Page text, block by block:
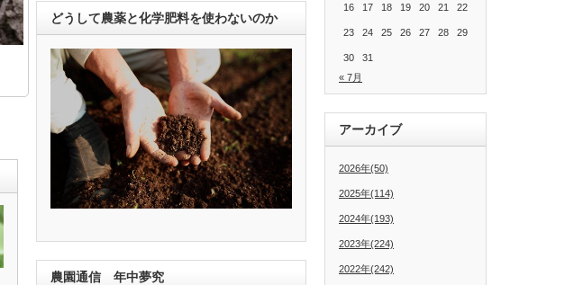
どうして農薬と化学肥料を使わないのか
農園通信 年中夢究
16 17 18 19 20 21 22
23 24 25 26 27 28 29
30
31
« 7月
アーカイブ
2026年(50)
2025年(114)
2024年(193)
2023年(224)
2022年(242)